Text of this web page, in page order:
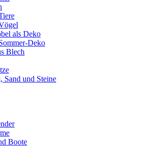
als Deko
Deko
Blech
Sand und Steine
Boote